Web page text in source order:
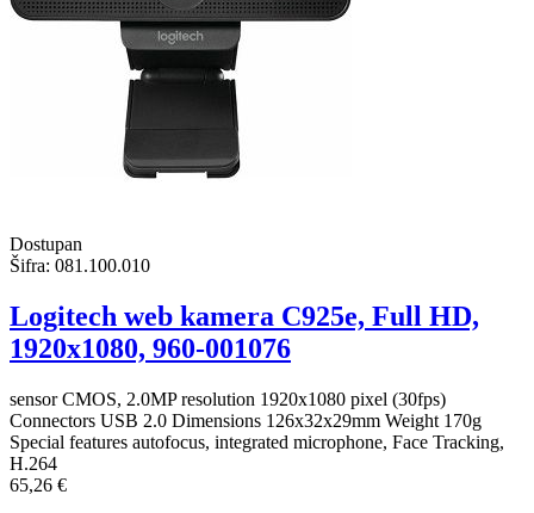
Dostupan
Šifra: 081.100.010
Logitech web kamera C925e, Full HD,
1920x1080, 960-001076
sensor CMOS, 2.0MP resolution 1920x1080 pixel (30fps)
Connectors USB 2.0 Dimensions 126x32x29mm Weight 170g
Special features autofocus, integrated microphone, Face Tracking,
H.264
65,26 €